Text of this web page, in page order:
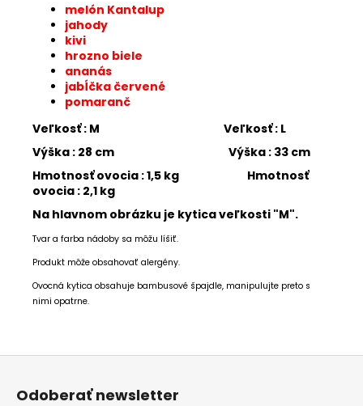
melón Kantalup
jahody
kivi
hrozno biele
ananás
jabĺčka červené
pomaranč
Veľkosť : M Veľkosť : L
Výška : 28 cm Výška : 33 cm
Hmotnosť ovocia : 1,5 kg Hmotnosť
ovocia : 2,1 kg
Na hlavnom obrázku je kytica veľkosti "M".
Tvar a farba nádoby sa môžu líšiť.
Produkt môže obsahovať alergény.
Ovocná kytica obsahuje bambusové špajdle, manipulujte preto s
nimi opatrne.
Z
Odoberať newsletter